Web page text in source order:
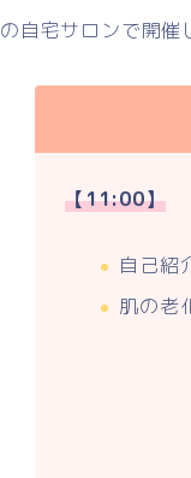
の自宅サロンで開催
【11:00】
自己紹
肌の老